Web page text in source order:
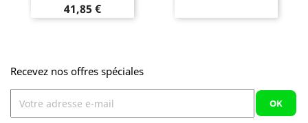
Prix
41,85 €
Recevez nos offres spéciales